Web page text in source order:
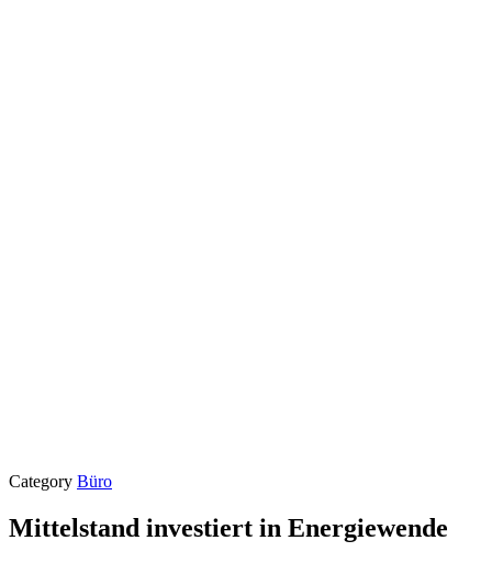
Category Büro
Mittelstand investiert in Energiewende